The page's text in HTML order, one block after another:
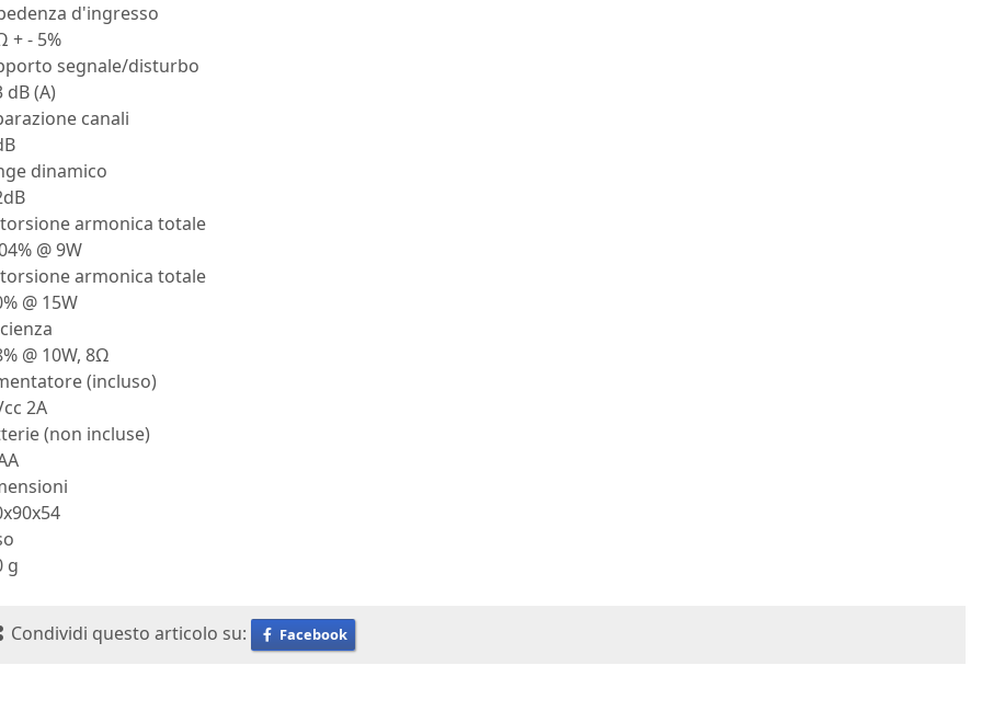
d'ingresso
+ - 5%
segnale/disturbo
dB (A)
canali
dinamico
armonica totale
@ 9W
armonica totale
@ 15W
@ 10W, 8Ω
(incluso)
2A
(non incluse)
g
Condividi questo articolo su: Facebook